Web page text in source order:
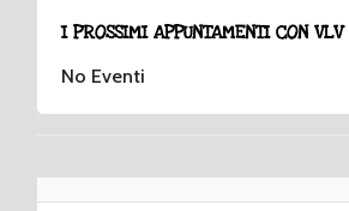
I PROSSIMI APPUNTAMENTI CON VLV
No Eventi